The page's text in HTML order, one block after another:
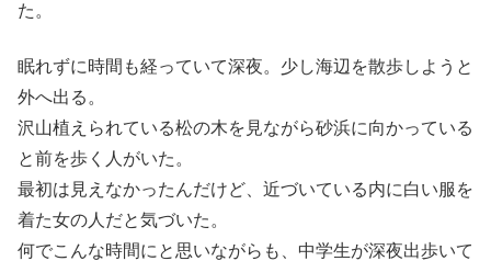
た。
眠れずに時間も経っていて深夜。少し海辺を散歩しようと
外へ出る。
沢山植えられている松の木を見ながら砂浜に向かっている
と前を歩く人がいた。
最初は見えなかったんだけど、近づいている内に白い服を
着た女の人だと気づいた。
何でこんな時間にと思いながらも、中学生が深夜出歩いて